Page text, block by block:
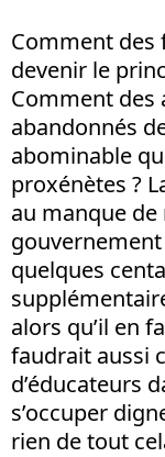
Comment des
devenir le
Comment des
abandonnés
abominable
proxénètes ?
au manque de
quelques
alors qu’il en
faudrait aussi
d’éducateurs
s’occuper
rien de tout